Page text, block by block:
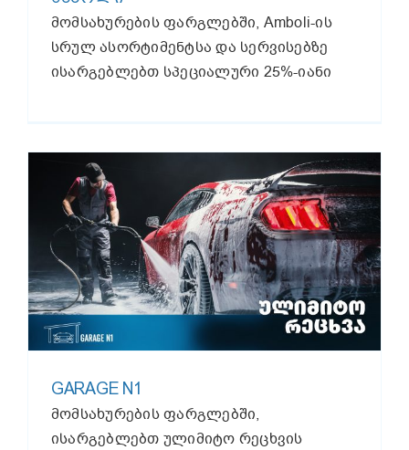
მომსახურების ფარგლებში, Amboli-ის
სრულ ასორტიმენტსა და სერვისებზე
ისარგებლებთ სპეციალური 25%-იანი
GARAGE N1
მომსახურების ფარგლებში,
ისარგებლებთ ულიმიტო რეცხვის